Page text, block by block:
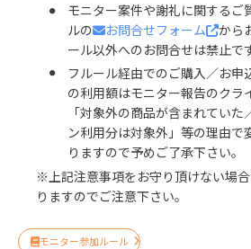
モニター案件や謝礼に関するご
ルの
お問合せフォーム
から
ール以外へのお問合せは禁止で
フルール経由でのご購入／お申
の利用額はモニター報告のクラ
「対象外の商品が含まれてい
ン利用分は対象外」等の理由で
りますので予めご了承下さい。
※上記注意事項をお守り頂けない場
りますのでご注意下さい。
モニター参加ルール